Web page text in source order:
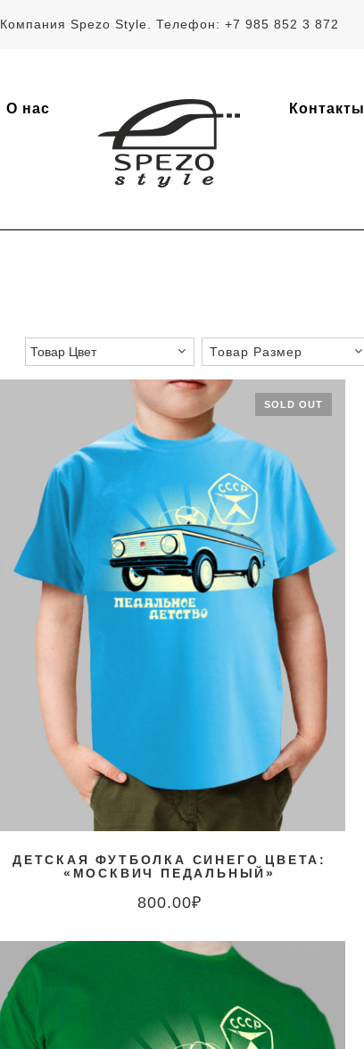
Компания Spezo Style. Телефон: +7 985 852 3 872
О нас Контакты
Товар Размер
SOLD OUT
ДЕТСКАЯ ФУТБОЛКА СИНЕГО ЦВЕТА:
«МОСКВИЧ ПЕДАЛЬНЫЙ»
800.00₽